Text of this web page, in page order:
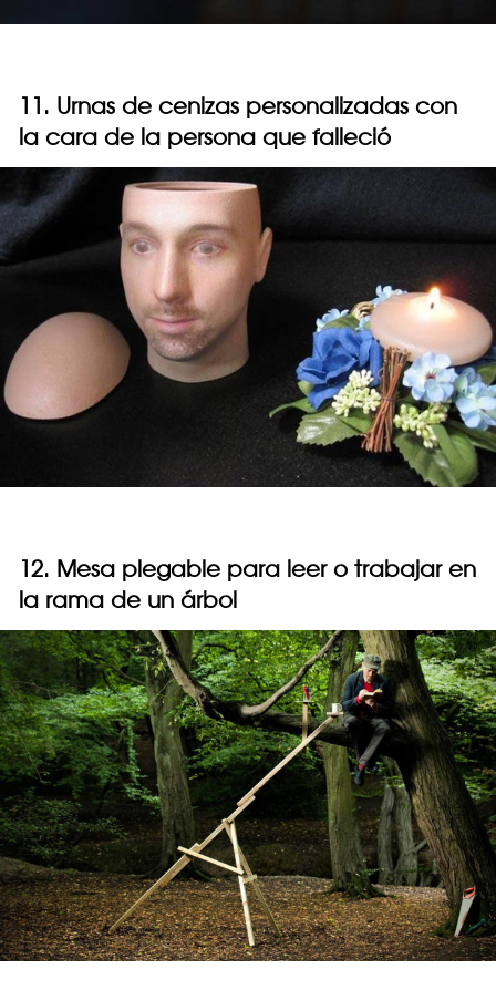
11. Urnas de cenizas personalizadas con
la cara de la persona que falleció
12. Mesa plegable para leer o trabajar en
la rama de un árbol